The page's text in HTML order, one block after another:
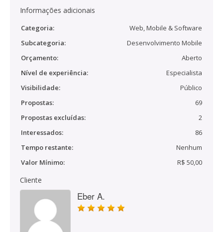
Informações adicionais
Categoria:
Web, Mobile & Software
Subcategoria:
Desenvolvimento Mobile
Orçamento:
Aberto
Nível de experiência:
Especialista
Visibilidade:
Público
Propostas:
69
Propostas excluídas:
2
Interessados:
86
Tempo restante:
Nenhum
Valor Mínimo:
R$ 50,00
Cliente
Eber A.